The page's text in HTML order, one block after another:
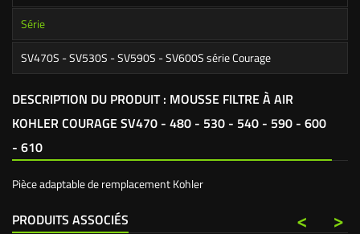
Série
SV470S - SV530S - SV590S - SV600S série Courage
DESCRIPTION DU PRODUIT : MOUSSE FILTRE À AIR
KOHLER COURAGE SV470 - 480 - 530 - 540 - 590 - 600
- 610
Pièce adaptable de remplacement Kohler
PRODUITS ASSOCIÉS >
<